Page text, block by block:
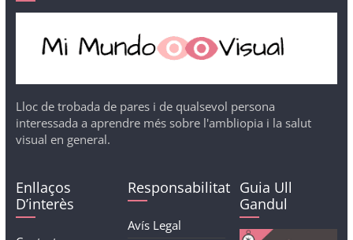
Lloc de trobada de pares i de qualsevol persona
interessada a aprendre més sobre l'ambliopia i la salut
visual en general.
Enllaços
D’interès
Responsabilitat
Avís Legal
Guia Ull
Gandul